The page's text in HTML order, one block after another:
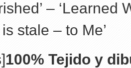
– ‘Learned
stale – to Me’
100% Tejido y